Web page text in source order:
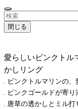
閉じる
愛らしいピンクトル
かしリング
ピンクトルマリンの、
ピンクゴールドが寄
唐草の透かしとミル